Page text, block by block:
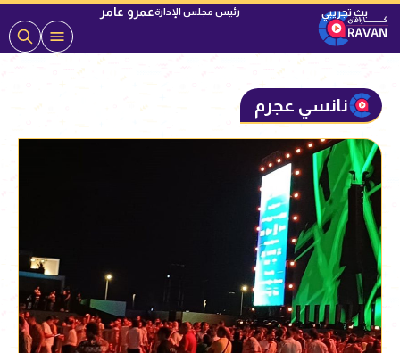
رئيس مجلس الإدارةعمرو عامر
نانسي عجرم